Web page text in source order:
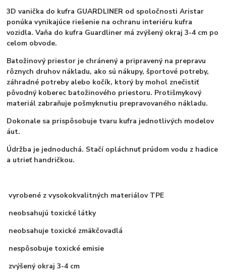
3D vanička do kufra GUARDLINER od spoločnosti Aristar
ponúka vynikajúce riešenie na ochranu interiéru kufra
vozidla. Vaňa do kufra Guardliner má zvýšený okraj 3-4 cm po
celom obvode.
Batožinový priestor je chránený a pripravený na prepravu
rôznych druhov nákladu, ako sú nákupy, športové potreby,
záhradné potreby alebo kočík, ktorý by mohol znečistiť
pôvodný koberec batožinového priestoru. Protišmykový
materiál zabraňuje pošmyknutiu prepravovaného nákladu.
Dokonale sa prispôsobuje tvaru kufra jednotlivých modelov
áut.
Údržba je jednoduchá. Stačí opláchnuť prúdom vodu z hadice
a utrieť handričkou.
vyrobené z vysokokvalitných materiálov TPE
neobsahujú toxické látky
neobsahuje toxické zmäkčovadlá
nespôsobuje toxické emisie
zvýšený okraj 3-4 cm